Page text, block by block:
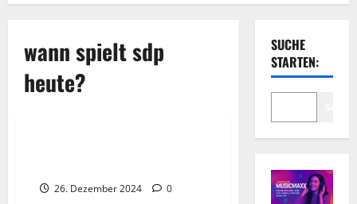
wann spielt sdp
heute?
26. Dezember 2024 0
SUCHE
STARTEN: